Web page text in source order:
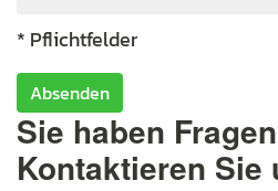
* Pflichtfelder
Absenden
Sie haben
Kontaktieren Sie